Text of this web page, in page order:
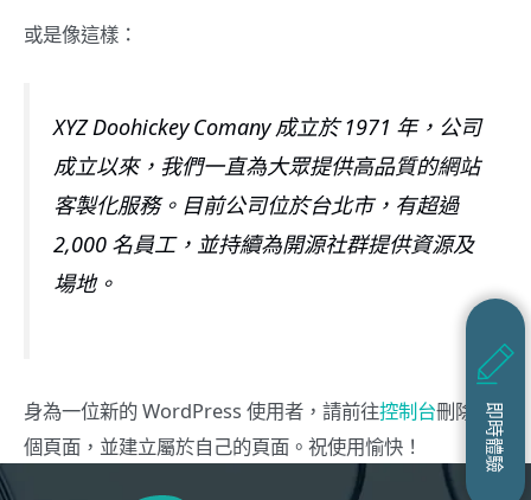
或是像這樣：
XYZ Doohickey Comany 成立於 1971 年，公司
成立以來，我們一直為大眾提供高品質的網站
客製化服務。目前公司位於台北市，有超過
2,000 名員工，並持續為開源社群提供資源及
場地。
身為一位新的 WordPress 使用者，請前往控制台刪除這
個頁面，並建立屬於自己的頁面。祝使用愉快！
即時體驗